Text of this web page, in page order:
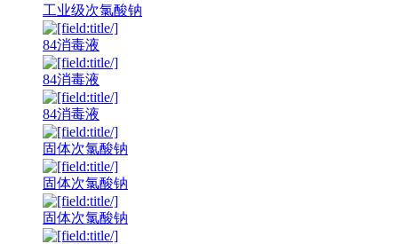
工业级次氯酸钠
84消毒液
84消毒液
84消毒液
固体次氯酸钠
固体次氯酸钠
固体次氯酸钠